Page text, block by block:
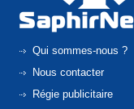
Qui sommes-nous ?
Nous contacter
Régie publicitaire